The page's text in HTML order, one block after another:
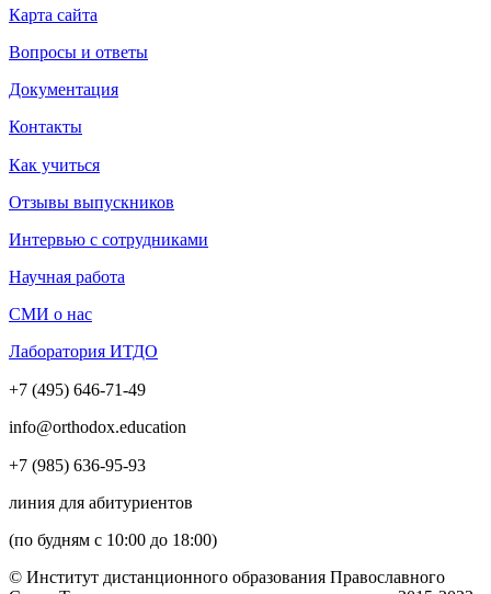
Карта сайта
Вопросы и ответы
Документация
Контакты
Как учиться
Отзывы выпускников
Интервью с сотрудниками
Научная работа
СМИ о нас
Лаборатория ИТДО
+7 (495) 646-71-49
info@orthodox.education
+7 (985) 636-95-93
линия для абитуриентов
(по будням с 10:00 до 18:00)
© Институт дистанционного образования Православного